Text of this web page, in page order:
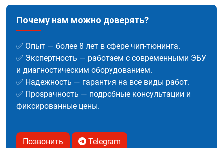
Почему нам можно доверять?
✅ Опыт — более 8 лет в сфере чип-тюнинга.
✅ Экспертность — работаем с современными ЭБУ
и диагностическим оборудованием.
✅ Надежность — гарантия на все виды работ.
✅ Прозрачность — подробные консультации и
фиксированные цены.
Позвонить Telegram